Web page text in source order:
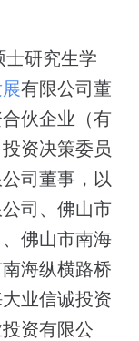
士研究生学
有限公司董
伙企业（有
资决策委员
司董事，以
司、佛山市
佛山市南海
海纵横路桥
业信诚投资
资有限公